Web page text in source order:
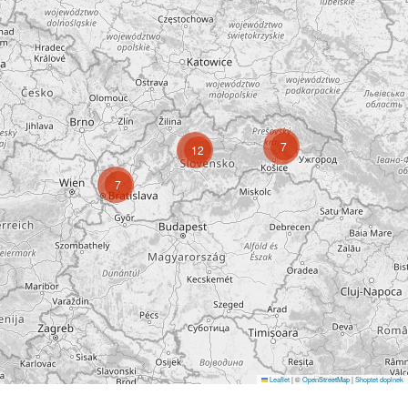
7
7
12
Leaflet|©OpenStreetMap|Shoptet doplnek